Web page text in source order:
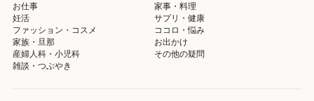
お仕事
家事・料理
妊活
サプリ・健康
ファッション・コスメ
ココロ・悩み
家族・旦那
お出かけ
産婦人科・小児科
その他の疑問
雑談・つぶやき